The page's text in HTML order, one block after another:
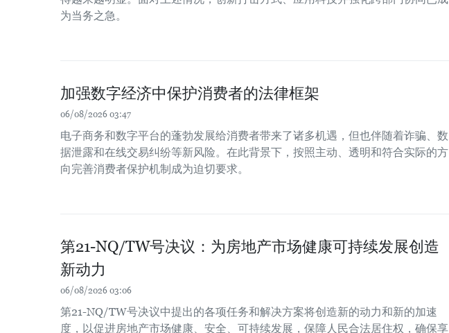
为当务之急。
加强数字经济中保护消费者的法律框架
06/08/2026 03:47
电子商务和数字平台的蓬勃发展给消费者带来了诸多机遇，但也伴随着诈骗、数
据泄露和在线交易纠纷等新风险。在此背景下，按照主动、透明和符合实际的方
向完善消费者保护机制成为迫切要求。
第21-NQ/TW号决议：为房地产市场健康可持续发展创造
新动力
06/08/2026 03:06
第21-NQ/TW号决议中提出的各项任务和解决方案将创造新的动力和新的加速
度，以促进房地产市场健康、安全、可持续发展，保障人民合法居住权，确保享